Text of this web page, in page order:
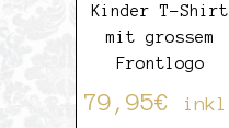
Kinder T-Shirt
mit grossem
Frontlogo
79,95€
inkl.